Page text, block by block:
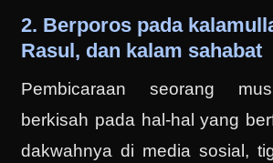
2. Berporos pada
Rasul, dan kalam sahabat
Pembicaraan seorang
berkisah pada hal-hal yang
dakwahnya di media sosial,